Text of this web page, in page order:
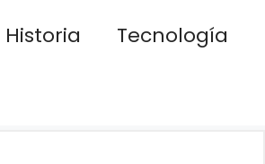
Historia
Tecnología